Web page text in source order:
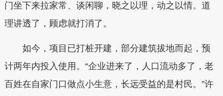
门坐下来拉家常、谈闲聊，晓之以理，动之以情。道
理讲透了，顾虑就打消了。
如今，项目已打桩开建，部分建筑拔地而起，预
计两年内投入使用。“企业进来了，人口流动多了，老
百姓在自家门口做点小生意，长远受益的是村民。”许